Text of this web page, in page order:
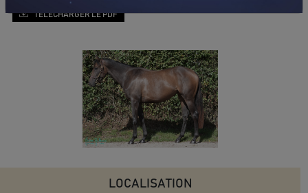
TÉLÉCHARGER LE PDF
LOCALISATION